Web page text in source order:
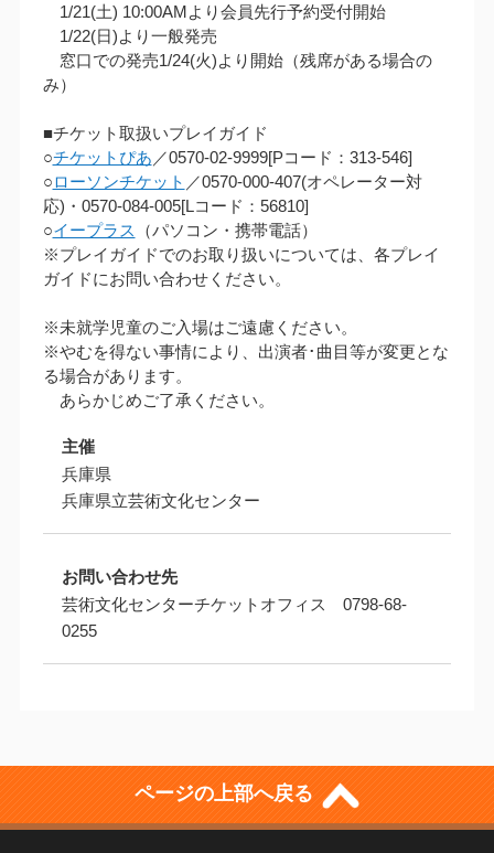
1/21(土) 10:00AMより会員先行予約受付開始
1/22(日)より一般発売
窓口での発売1/24(火)より開始（残席がある場合の
み）
■チケット取扱いプレイガイド
○チケットぴあ ／0570-02-9999[Pコード：313-546]
○ローソンチケット ／0570-000-407(オペレーター対
応)・0570-084-005[Lコード：56810]
○イープラス （パソコン・携帯電話）
※プレイガイドでのお取り扱いについては、各プレイ
ガイドにお問い合わせください。
※未就学児童のご入場はご遠慮ください。
※やむを得ない事情により、出演者･曲目等が変更とな
る場合があります。
あらかじめご了承ください。
主催
兵庫県
兵庫県立芸術文化センター
お問い合わせ先
芸術文化センターチケットオフィス 0798-68-
0255
ページの上部へ戻る